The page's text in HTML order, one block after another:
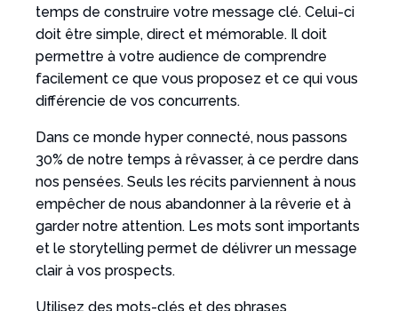
temps de construire votre message clé. Celui-ci
doit être simple, direct et mémorable. Il doit
permettre à votre audience de comprendre
facilement ce que vous proposez et ce qui vous
différencie de vos concurrents.
Dans ce monde hyper connecté, nous passons
30% de notre temps à rêvasser, à ce perdre dans
nos pensées. Seuls les récits parviennent à nous
empêcher de nous abandonner à la rêverie et à
garder notre attention. Les mots sont importants
et le storytelling permet de délivrer un message
clair à vos prospects.
Utilisez des mots-clés et des phrases